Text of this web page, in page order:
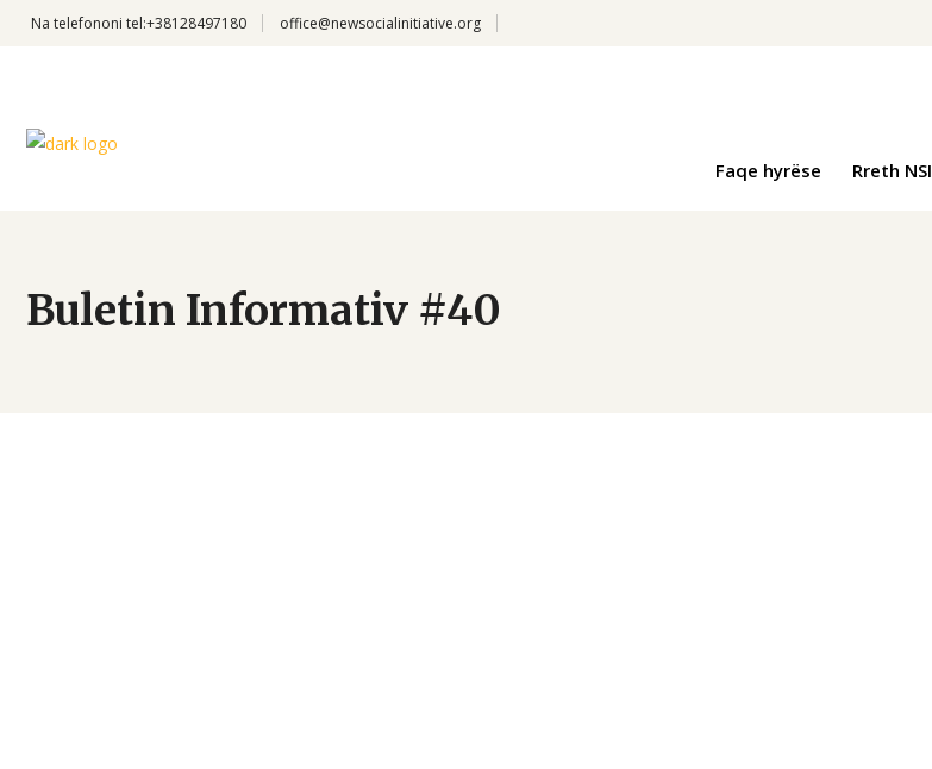
Na telefononi tel:+38128497180 office@newsocialinitiative.org
Faqe hyrëse Rreth NSI
Buletin Informativ #40